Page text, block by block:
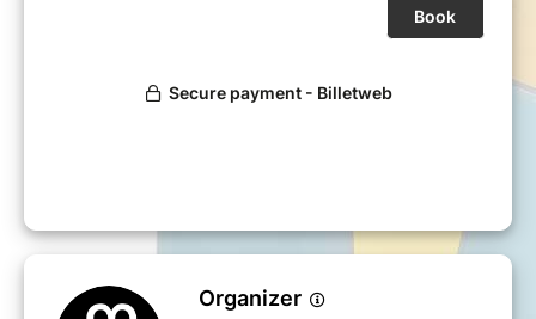
En co-réalisation avec la Ville de Marseille et
Organizer